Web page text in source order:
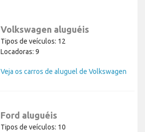
Volkswagen aluguéis
Tipos de veículos: 12
Locadoras: 9
Veja os carros de aluguel de Volkswagen
Ford aluguéis
Tipos de veículos: 10